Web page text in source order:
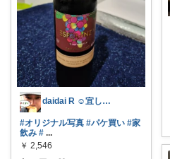
daidai R ☺宜しくお願いします☺
#オリジナル写真 #パケ買い #家
飲み # ...
￥ 2,546